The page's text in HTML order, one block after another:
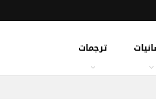
ترجمات